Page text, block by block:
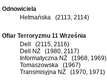
Odnowiciela
Hetmańska (2113, 2114)
Ofiar Terroryzmu 11 Września
Dell (2115, 2116)
Dell NŻ (1980, 2117)
Informatyczna NŻ (1968, 1969)
Tomaszowska (1967)
Transmisyjna NŻ (1970, 1971)